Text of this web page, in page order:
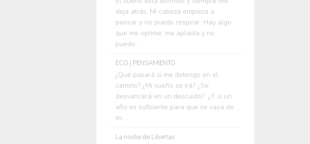
deja atrás. Mi cabeza empieza a
pensar y no puedo respirar. Hay algo
que me oprime, me aplasta y no
puedo...
ECO | PENSAMIENTO
¿Qué pasará si me detengo en el
camino? ¿Mi sueño se irá? ¿Se
desvancerá en un descuido? ¿Y si un
año es suficiente para que se vaya de
mi ...
La noche de Libertas